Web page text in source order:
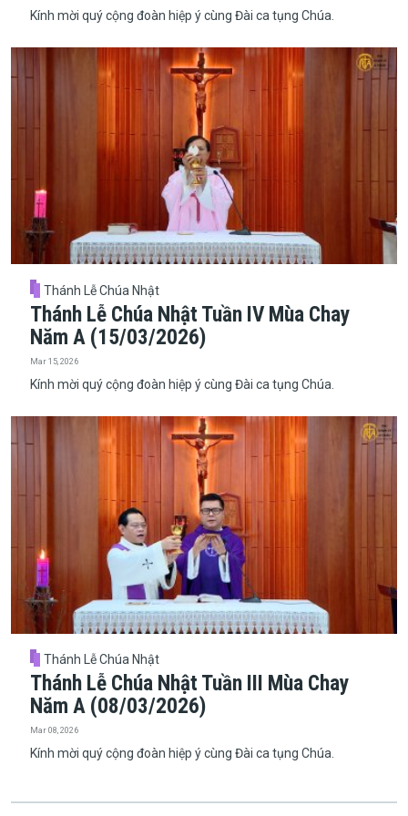
Kính mời quý cộng đoàn hiệp ý cùng Đài ca tụng Chúa.
Thánh Lễ Chúa Nhật
Thánh Lễ Chúa Nhật Tuần IV Mùa Chay
Năm A (15/03/2026)
Mar 15, 2026
Kính mời quý cộng đoàn hiệp ý cùng Đài ca tụng Chúa.
Thánh Lễ Chúa Nhật
Thánh Lễ Chúa Nhật Tuần III Mùa Chay
Năm A (08/03/2026)
Mar 08, 2026
Kính mời quý cộng đoàn hiệp ý cùng Đài ca tụng Chúa.